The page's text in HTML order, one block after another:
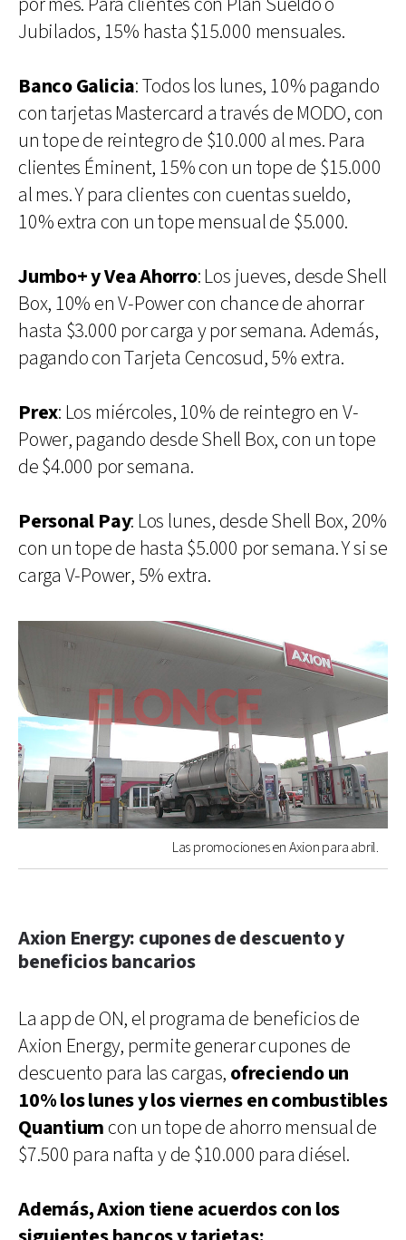
Jubilados, 15% hasta $15.000 mensuales.
Banco Galicia: Todos los lunes, 10% pagando
con tarjetas Mastercard a través de MODO, con
un tope de reintegro de $10.000 al mes. Para
clientes Éminent, 15% con un tope de $15.000
al mes. Y para clientes con cuentas sueldo,
10% extra con un tope mensual de $5.000.
Jumbo+ y Vea Ahorro: Los jueves, desde Shell
Box, 10% en V-Power con chance de ahorrar
hasta $3.000 por carga y por semana. Además,
pagando con Tarjeta Cencosud, 5% extra.
Prex: Los miércoles, 10% de reintegro en V-
Power, pagando desde Shell Box, con un tope
de $4.000 por semana.
Personal Pay: Los lunes, desde Shell Box, 20%
con un tope de hasta $5.000 por semana. Y si se
carga V-Power, 5% extra.
Las promociones en Axion para abril.
Axion Energy: cupones de descuento y
beneficios bancarios
La app de ON, el programa de beneficios de
Axion Energy, permite generar cupones de
descuento para las cargas, ofreciendo un
10% los lunes y los viernes en combustibles
Quantium con un tope de ahorro mensual de
$7.500 para nafta y de $10.000 para diésel.
Además, Axion tiene acuerdos con los